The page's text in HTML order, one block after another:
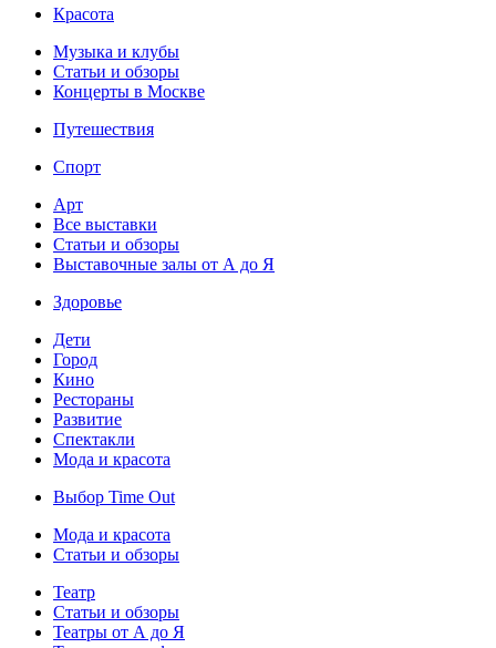
Красота
Музыка и клубы
Статьи и обзоры
Концерты в Москве
Путешествия
Спорт
Арт
Все выставки
Статьи и обзоры
Выставочные залы от А до Я
Здоровье
Дети
Город
Кино
Рестораны
Развитие
Спектакли
Мода и красота
Выбор Time Out
Мода и красота
Статьи и обзоры
Театр
Статьи и обзоры
Театры от А до Я